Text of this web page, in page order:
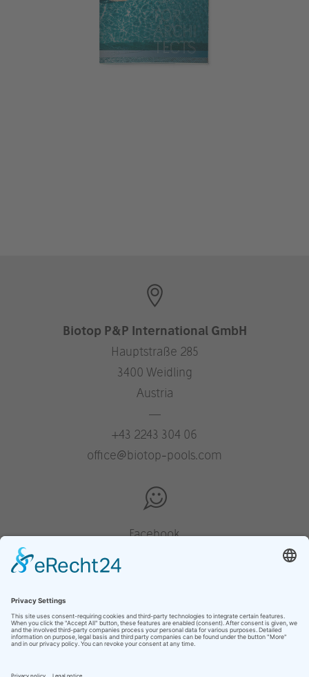
Biotop P&P International GmbH
Hauptstraße 285
3400 Weidling
Austria
—
+43 2243 304 06
office@biotop-pools.com
Facebook
YouTube